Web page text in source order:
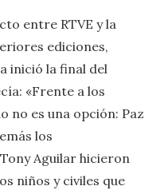
entre RTVE y la
ediciones,
inició la final del
«Frente a los
no es una opción: Paz
los
Aguilar hicieron
niños y civiles que